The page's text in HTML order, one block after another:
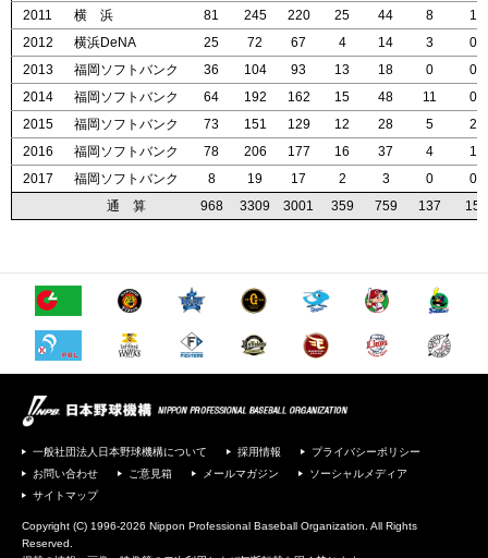
2011
横 浜 81 245 220 25 44 8
1
2012
横浜DeNA 25 72 67 4 14 3
0
2013
福岡ソフトバンク 36 104 93 13 18 0
0
2014
福岡ソフトバンク 64 192 162 15 48 11
0
2015
福岡ソフトバンク 73 151 129 12 28 5
2
2016
福岡ソフトバンク 78 206 177 16 37 4
1
2017
福岡ソフトバンク 8 19 17 2 3 0
0
通 算
968 3309 3001 359 759 137 15
2011
横 浜 81 245 220 25 44 8
1
2012
横浜DeNA 25 72 67 4 14 3
0
2013
福岡ソフトバンク 36 104 93 13 18 0
0
2014
福岡ソフトバンク 64 192 162 15 48 11
0
2015
福岡ソフトバンク 73 151 129 12 28 5
2
2016
福岡ソフトバンク 78 206 177 16 37 4
1
2017
福岡ソフトバンク 8 19 17 2 3 0
0
通 算
968 3309 3001 359 759 137 15
2011
横 浜 81 245 220 25 44 8
1
2012
横浜DeNA 25 72 67 4 14 3
0
2013
福岡ソフトバンク 36 104 93 13 18 0
0
2014
福岡ソフトバンク 64 192 162 15 48 11
0
2015
福岡ソフトバンク 73 151 129 12 28 5
2
2016
福岡ソフトバンク 78 206 177 16 37 4
1
2017
福岡ソフトバンク 8 19 17 2 3 0
0
通 算
968 3309 3001 359 759 137 15
2011
横 浜 81 245 220 25 44 8
1
2012
横浜DeNA 25 72 67 4 14 3
0
2013
福岡ソフトバンク 36 104 93 13 18 0
0
2014
福岡ソフトバンク 64 192 162 15 48 11
0
2015
福岡ソフトバンク 73 151 129 12 28 5
2
2016
福岡ソフトバンク 78 206 177 16 37 4
1
2017
福岡ソフトバンク 8 19 17 2 3 0
0
通 算
968 3309 3001 359 759 137 15
一般社団法人日本野球機構について 採用情報
プライバシーポリシー
お問い合わせ
ご意見箱 メールマガジン
ソーシャルメディア
サイトマップ
Copyright (C) 1996-2026 Nippon Professional Baseball Organization. All Rights
Reserved.